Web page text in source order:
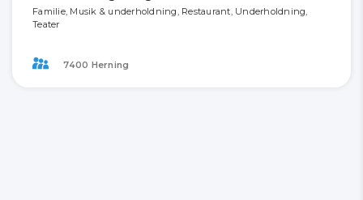
Familie, Musik & underholdning, Restaurant, Underholdning,
Teater
7400 Herning